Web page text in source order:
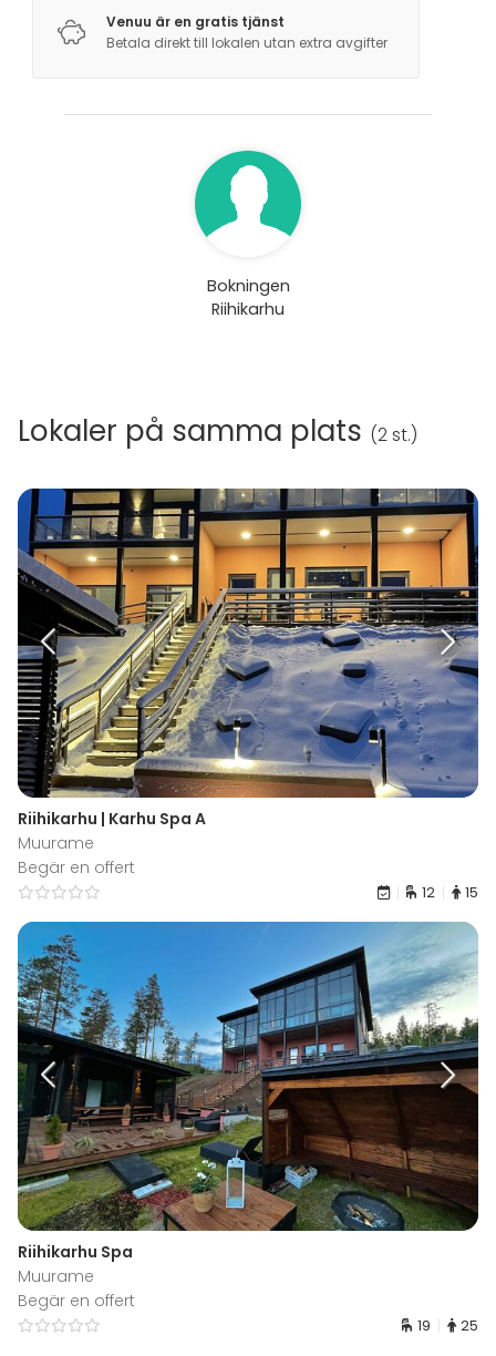
Venuu är en gratis tjänst
Betala direkt till lokalen utan extra avgifter
Bokningen
Riihikarhu
Lokaler på samma plats (2 st.)
Riihikarhu | Karhu Spa A
Muurame
Begär en offert
12 15
Riihikarhu Spa
Muurame
Begär en offert
19 25